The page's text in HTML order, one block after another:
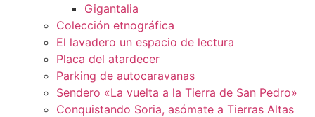
Gigantalia
Colección etnográfica
El lavadero un espacio de lectura
Placa del atardecer
Parking de autocaravanas
Sendero «La vuelta a la Tierra de San Pedro»
Conquistando Soria, asómate a Tierras Altas